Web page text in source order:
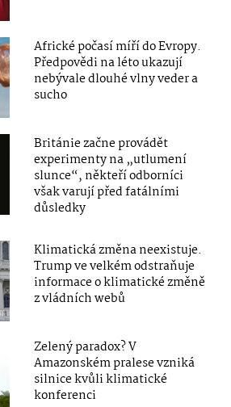
Africké počasí míří do Evropy.
Předpovědi na léto ukazují
nebývale dlouhé vlny veder a
sucho
Británie začne provádět
experimenty na „utlumení
slunce“, někteří odborníci
však varují před fatálními
důsledky
Klimatická změna neexistuje.
Trump ve velkém odstraňuje
informace o klimatické změně
z vládních webů
Zelený paradox? V
Amazonském pralese vzniká
silnice kvůli klimatické
konferenci